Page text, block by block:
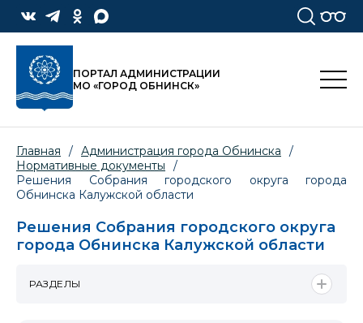
ПОРТАЛ АДМИНИСТРАЦИИ
МО «ГОРОД ОБНИНСК»
Главная / Администрация города Обнинска
/
Нормативные документы
/
Решения Собрания городского округа города
Обнинска Калужской области
Решения Собрания городского округа
города Обнинска Калужской области
РАЗДЕЛЫ